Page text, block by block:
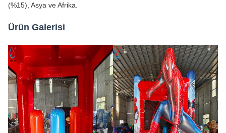
(%15), Asya ve Afrika.
Ürün Galerisi